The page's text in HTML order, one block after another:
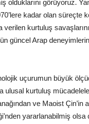
olduklarını görüyoruz.
kadar olan süreçte
verilen kurtuluş
güncel Arap
uçurumun büyük
ulusal kurtuluş
ve Maoist Çin’in
yararlanabilmiş olsa